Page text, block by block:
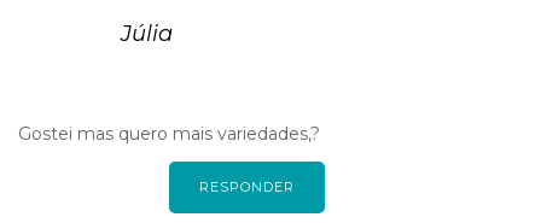
Júlia
Gostei mas quero mais variedades,?
RESPONDER